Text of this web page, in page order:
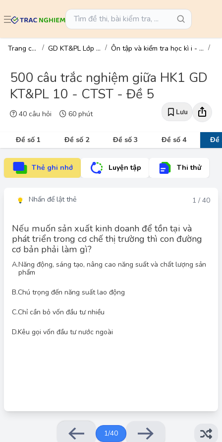
Trang chủ GD KT&PL Lớp 10 Ôn tập và kiểm tra học kì i - gd kt&pl 10
500 câu trắc nghiệm giữa HK1 GD
KT&PL 10 - CTST - Đề 5
40 câu hỏi 60 phút Lưu
Đề số 1 Đề số 2 Đề số 3 Đề số 4 Đề
Thẻ ghi nhớ Luyện tập Thi thử
Nhấn để lật thẻ 1 / 40
Nếu muốn sản xuất kinh doanh để tồn tại và
phát triển trong cơ chế thị trường thì con đường
cơ bản phải làm gì?
A.Năng động, sáng tạo, nâng cao năng suất và chất lượng sản
phẩm
B.Chú trọng đến năng suất lao động
C.Chỉ cần bỏ vốn đầu tư nhiều
D.Kêu gọi vốn đầu tư nước ngoài
thị trường thì con đường cơ bản nhất là cá nhân, tổ chức,
doanh nghiệp phải luôn năng động, sáng tạo, nâng cao năng
1/40